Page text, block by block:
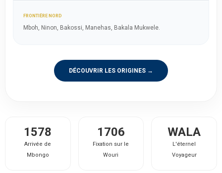
FRONTIÈRE NORD
Mboh, Ninon, Bakossi, Manehas, Bakala Mukwele.
DÉCOUVRIR LES ORIGINES →
1578
Arrivée de
Mbongo
1706
Fixation sur le
Wouri
WALA
L'éternel
Voyageur